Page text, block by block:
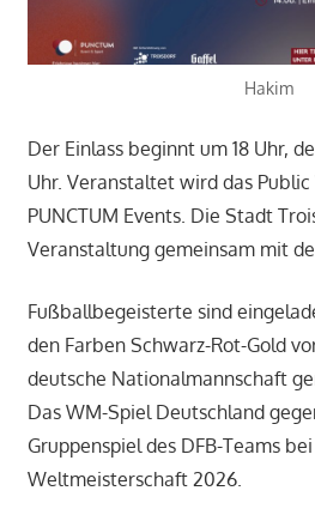
Hakim
Der Einlass beginnt um 18 Uhr,
Uhr. Veranstaltet wird das
PUNCTUM Events. Die Stadt
Veranstaltung gemeinsam mit
Fußballbegeisterte sind
den Farben Schwarz-Rot-Gold
deutsche Nationalmannschaft
Das WM-Spiel Deutschland
Gruppenspiel des DFB-Teams
Weltmeisterschaft 2026.